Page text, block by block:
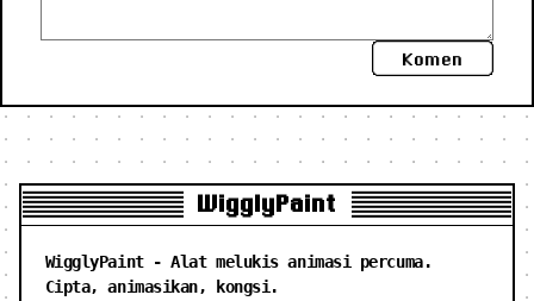
Komen
WigglyPaint
WigglyPaint - Alat melukis animasi percuma.
Cipta, animasikan, kongsi.